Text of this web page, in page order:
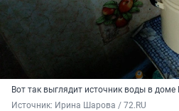
Вот так выглядит источник воды в
Источник: Ирина Шарова / 72.RU